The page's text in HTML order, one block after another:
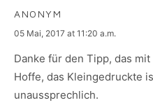
ANONYM
says:
05 Mai, 2017 at 11:20 a.m.
Danke für den Tipp, das
Hoffe, das Kleingedruckte
unaussprechlich.